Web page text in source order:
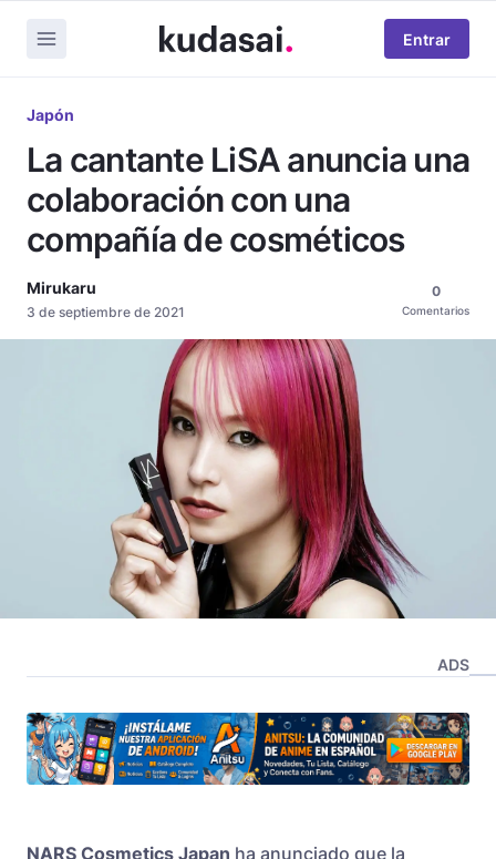
Entrar
Japón
La cantante LiSA anuncia una
colaboración con una
compañía de cosméticos
Mirukaru
3 de septiembre de 2021
0
Comentarios
ADS
NARS Cosmetics Japan ha anunciado que la